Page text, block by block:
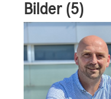
Bilder (5)